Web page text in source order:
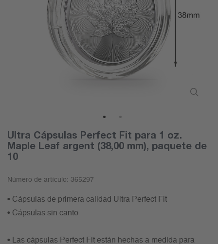
Ultra Cápsulas Perfect Fit para 1 oz.
Maple Leaf argent (38,00 mm), paquete de
10
Número de artículo: 365297
• Cápsulas de primera calidad Ultra Perfect Fit
• Cápsulas sin canto
• Las cápsulas Perfect Fit están hechas a medida para